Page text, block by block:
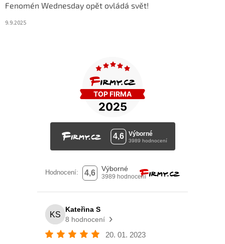
Fenomén Wednesday opět ovládá svět!
9.9.2025